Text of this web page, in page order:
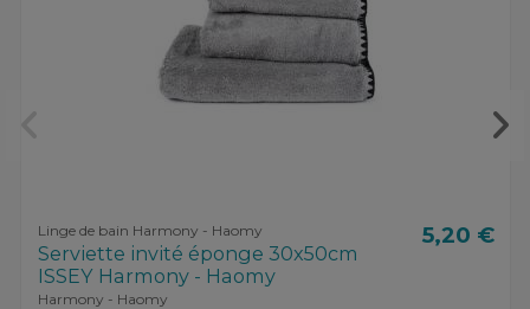
Linge de bain Harmony - Haomy
Serviette invité éponge 30x50cm
ISSEY Harmony - Haomy
Harmony - Haomy
5,20 €